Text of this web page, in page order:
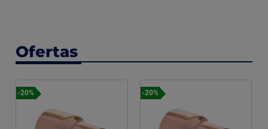
Ofertas
-20% -20%